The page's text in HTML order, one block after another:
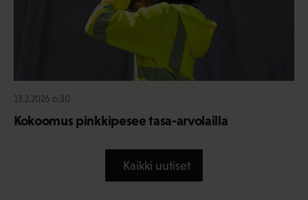
13.2.2026 6:30
Kokoomus pinkkipesee tasa-arvolailla
Kaikki uutiset